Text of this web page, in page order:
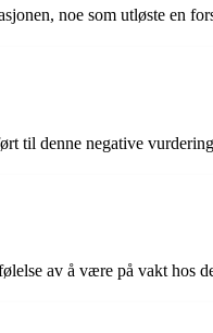
noe som utløste en
til denne negative
av å være på vakt hos